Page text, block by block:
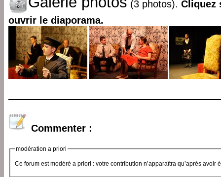
(3 photos). Cliquez
ouvrir le diaporama.
Commenter :
modération a priori
Ce forum est modéré a priori : votre contribution n’apparaîtra qu’après avoir